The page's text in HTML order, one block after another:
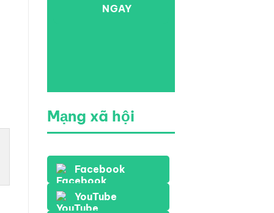
NGAY
Mạng xã hội
Facebook
YouTube